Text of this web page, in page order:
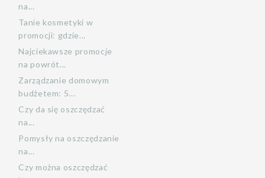
na...
Tanie kosmetyki w
promocji: gdzie...
Najciekawsze promocje
na powrót...
Zarządzanie domowym
budżetem: 5...
Czy da się oszczędzać
na...
Pomysły na oszczędzanie
na...
Czy można oszczędzać